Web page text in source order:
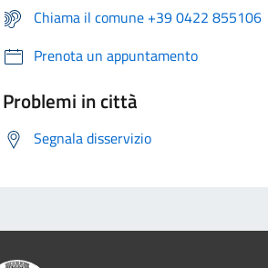
Chiama il comune +39 0422 855106
Prenota un appuntamento
Problemi in città
Segnala disservizio